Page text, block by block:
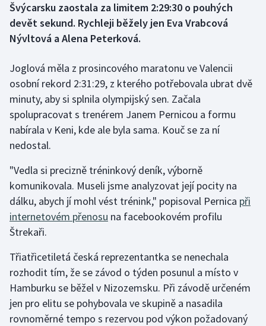
Futsal
Golf
Gymnastika
Házená
Jezdectví
Krasobruslení
Lezení
Moderní pětiboj
Motorsport
Švýcarsku zaostala za limitem 2:29:30 o pouhých
devět sekund. Rychleji běžely jen Eva Vrabcová
Nývltová a Alena Peterková.
Joglová měla z prosincového maratonu ve Valencii
osobní rekord 2:31:29, z kterého potřebovala ubrat dvě
minuty, aby si splnila olympijský sen. Začala
spolupracovat s trenérem Janem Pernicou a formu
nabírala v Keni, kde ale byla sama. Kouč se za ní
nedostal.
"Vedla si precizně tréninkový deník, výborně
komunikovala. Museli jsme analyzovat její pocity na
dálku, abych jí mohl vést trénink," popisoval Pernica při
internetovém přenosu na facebookovém profilu
Štrekaři.
Třiatřicetiletá česká reprezentantka se nenechala
rozhodit tím, že se závod o týden posunul a místo v
Hamburku se běžel v Nizozemsku. Při závodě určeném
jen pro elitu se pohybovala ve skupině a nasadila
rovnoměrné tempo s rezervou pod výkon požadovaný